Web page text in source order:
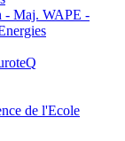
- Maj. WAPE -
de l'Ecole